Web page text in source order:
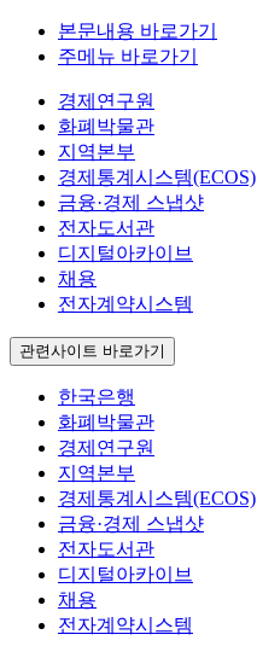
본문내용 바로가기
주메뉴 바로가기
경제연구원
화폐박물관
지역본부
경제통계시스템(ECOS)
금융·경제 스냅샷
전자도서관
디지털아카이브
채용
전자계약시스템
관련사이트 바로가기
한국은행
화폐박물관
경제연구원
지역본부
경제통계시스템(ECOS)
금융·경제 스냅샷
전자도서관
디지털아카이브
채용
전자계약시스템